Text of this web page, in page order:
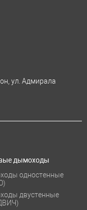
ул. Адмирала
дымоходы
одностенные
двустенные